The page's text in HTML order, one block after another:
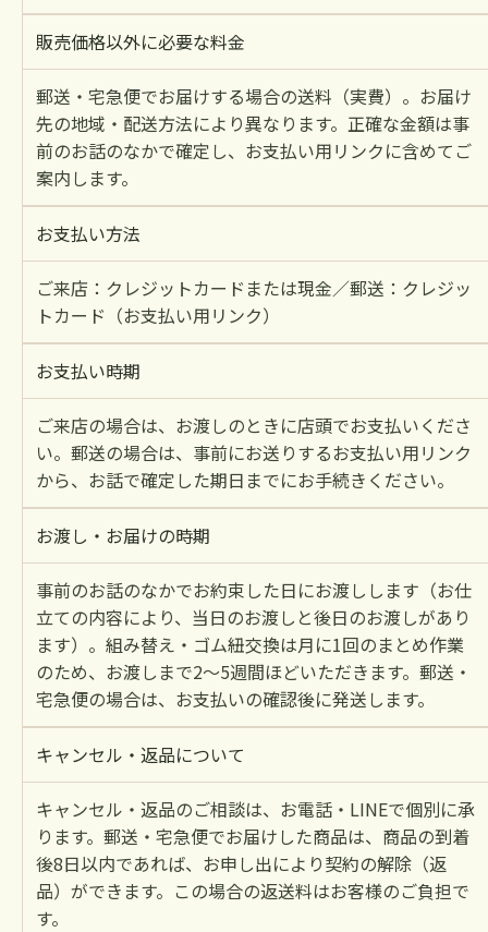
販売価格以外に必要な料金
郵送・宅急便でお届けする場合の送料（実費）。お届け
先の地域・配送方法により異なります。正確な金額は事
前のお話のなかで確定し、お支払い用リンクに含めてご
案内します。
お支払い方法
ご来店：クレジットカードまたは現金／郵送：クレジッ
トカード（お支払い用リンク）
お支払い時期
ご来店の場合は、お渡しのときに店頭でお支払いくださ
い。郵送の場合は、事前にお送りするお支払い用リンク
から、お話で確定した期日までにお手続きください。
お渡し・お届けの時期
事前のお話のなかでお約束した日にお渡しします（お仕
立ての内容により、当日のお渡しと後日のお渡しがあり
ます）。組み替え・ゴム紐交換は月に1回のまとめ作業
のため、お渡しまで2〜5週間ほどいただきます。郵送・
宅急便の場合は、お支払いの確認後に発送します。
キャンセル・返品について
キャンセル・返品のご相談は、お電話・LINEで個別に承
ります。郵送・宅急便でお届けした商品は、商品の到着
後8日以内であれば、お申し出により契約の解除（返
品）ができます。この場合の返送料はお客様のご負担で
す。